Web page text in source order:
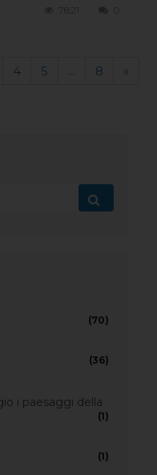
4 5 ... 8 »
(70)
(36)
i paesaggi della
(1)
(1)